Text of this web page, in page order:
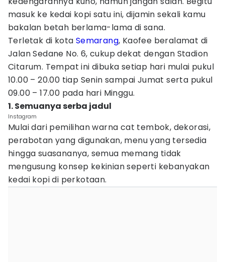
masuk ke kedai kopi satu ini, dijamin sekali kamu
bakalan betah berlama-lama di sana.
Terletak di kota Semarang, Kaofee beralamat di
Jalan Sedane No. 6, cukup dekat dengan Stadion
Citarum. Tempat ini dibuka setiap hari mulai pukul
10.00 – 20.00 tiap Senin sampai Jumat serta pukul
09.00 – 17.00 pada hari Minggu.
1. Semuanya serba jadul
Instagram
Mulai dari pemilihan warna cat tembok, dekorasi,
perabotan yang digunakan, menu yang tersedia
hingga suasananya, semua memang tidak
mengusung konsep kekinian seperti kebanyakan
kedai kopi di perkotaan.